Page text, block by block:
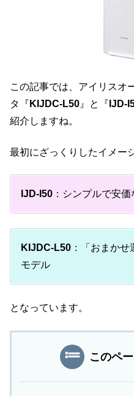
この記事では、アイリスオ
タ『 KIJDC-L50』と『 IJD-
紹介しますね。
最初にざっくりしたイメー
IJD-I50 ：シンプルで安
KIJDC-L50 ：「おまか
モデル
となっています。
このペ